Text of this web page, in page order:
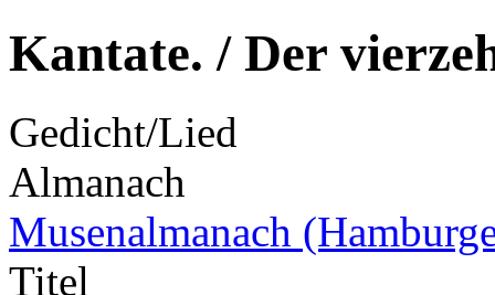
Kantate. / Der
Gedicht/Lied
Almanach
Musenalmanach
Titel